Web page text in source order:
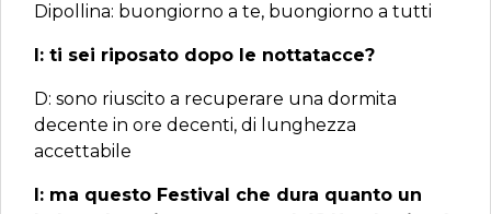
Dipollina: buongiorno a te, buongiorno a tutti
I: ti sei riposato dopo le nottatacce?
D: sono riuscito a recuperare una dormita
decente in ore decenti, di lunghezza
accettabile
I: ma questo Festival che dura quanto un